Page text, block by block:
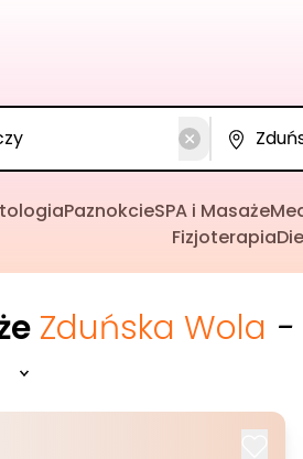
PaznokcieSPA i Masaże
Fizjoterapia
Zduńska Wola -